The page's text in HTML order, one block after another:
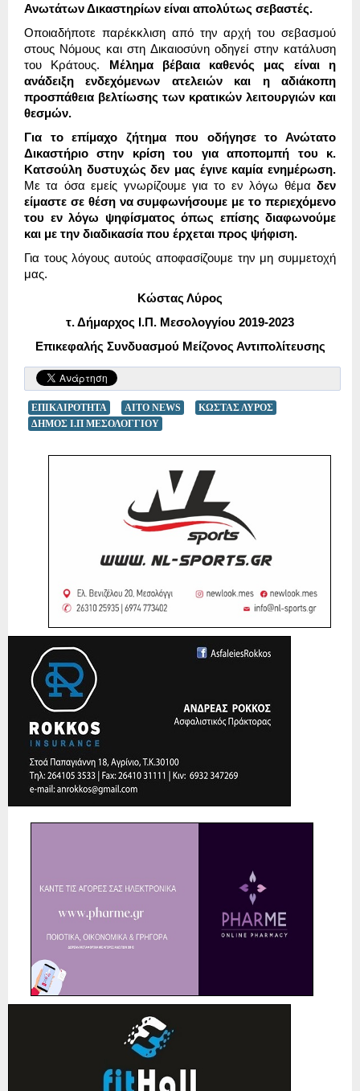
Ανωτάτων Δικαστηρίων είναι απολύτως σεβαστές.
Οποιαδήποτε παρέκκλιση από την αρχή του σεβασμού
στους Νόμους και στη Δικαιοσύνη οδηγεί στην κατάλυση
του Κράτους. Μέλημα βέβαια καθενός μας είναι η
ανάδειξη ενδεχόμενων ατελειών και η αδιάκοπη
προσπάθεια βελτίωσης των κρατικών λειτουργιών και
θεσμών.
Για το επίμαχο ζήτημα που οδήγησε το Ανώτατο
Δικαστήριο στην κρίση του για αποπομπή του κ.
Κατσούλη δυστυχώς δεν μας έγινε καμία ενημέρωση.
Με τα όσα εμείς γνωρίζουμε για το εν λόγω θέμα δεν
είμαστε σε θέση να συμφωνήσουμε με το περιεχόμενο
του εν λόγω ψηφίσματος όπως επίσης διαφωνούμε
και με την διαδικασία που έρχεται προς ψήφιση.
Για τους λόγους αυτούς αποφασίζουμε την μη συμμετοχή
μας.
Κώστας Λύρος
τ. Δήμαρχος Ι.Π. Μεσολογγίου 2019-2023
Επικεφαλής Συνδυασμού Μείζονος Αντιπολίτευσης
ΕΠΙΚΑΙΡΟΤΗΤΑ AITO NEWS
ΚΩΣΤΑΣ ΛΥΡΟΣ
ΔΗΜΟΣ Ι.Π ΜΕΣΟΛΟΓΓΙΟΥ